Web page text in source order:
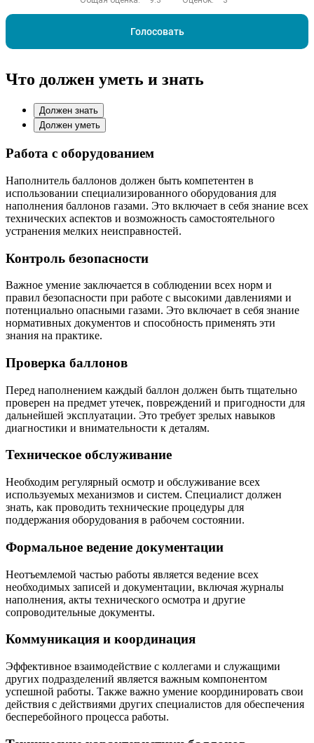
Голосовать
Что должен уметь и знать
Должен знать
Должен уметь
Работа с оборудованием
Наполнитель баллонов должен быть компетентен в
использовании специализированного оборудования для
наполнения баллонов газами. Это включает в себя знание всех
технических аспектов и возможность самостоятельного
устранения мелких неисправностей.
Контроль безопасности
Важное умение заключается в соблюдении всех норм и
правил безопасности при работе с высокими давлениями и
потенциально опасными газами. Это включает в себя знание
нормативных документов и способность применять эти
знания на практике.
Проверка баллонов
Перед наполнением каждый баллон должен быть тщательно
проверен на предмет утечек, повреждений и пригодности для
дальнейшей эксплуатации. Это требует зрелых навыков
диагностики и внимательности к деталям.
Техническое обслуживание
Необходим регулярный осмотр и обслуживание всех
используемых механизмов и систем. Специалист должен
знать, как проводить технические процедуры для
поддержания оборудования в рабочем состоянии.
Формальное ведение документации
Неотъемлемой частью работы является ведение всех
необходимых записей и документации, включая журналы
наполнения, акты технического осмотра и другие
сопроводительные документы.
Коммуникация и координация
Эффективное взаимодействие с коллегами и служащими
других подразделений является важным компонентом
успешной работы. Также важно умение координировать свои
действия с действиями других специалистов для обеспечения
бесперебойного процесса работы.